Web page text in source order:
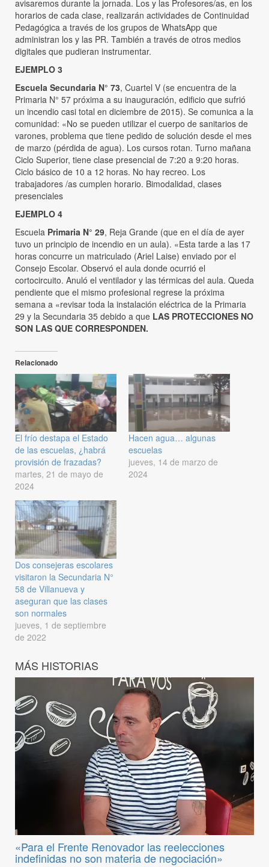
avisaremos durante la jornada. Los y las Profesores/as, en los
horarios de cada clase, realizarán actividades de Continuidad
Pedagógica a través de los grupos de WhatsApp que
administran los y las PR. También a través de otros medios
digitales que pudieran instrumentar.
EJEMPLO 3
Escuela Secundaria N° 73, Cuartel V (se encuentra de la
Primaria N° 57 próxima a su inauguración, edificio que sufrió
un incendio casi total en diciembre de 2015). Se comunica a la
comunidad: «No se pueden utilizar el cuerpo de sanitarios de
varones, problema que tiene pedido de solución desde el mes
de marzo (pérdida de agua). Los cursos rotan. Turno mañana
Ciclo Superior, tiene clase presencial de 7:20 a 9:20 horas.
Ciclo básico de 10 a 12 horas. No hay recreo. Los
trabajadores /as cumplen horario. Bimodalidad, clases
presenciales
EJEMPLO 4
Escuela Primaria N° 29, Reja Grande (que en el día de ayer
tuvo un principio de incendio en un aula). «Esta tarde a las 17
horas concurre un matriculado (Ariel Laise) enviado por el
Consejo Escolar. Observó el aula donde ocurrió el
cortocircuito. Anuló el ventilador y las térmicas del aula. Queda
pendiente que el mismo profesional regrese la próxima
semana a «revisar toda la instalación eléctrica de la Primaria
29 y la Secundaria 35 debido a que LAS PROTECCIONES NO
SON LAS QUE CORRESPONDEN.
Relacionado
El frío destapa el Estado
de las escuelas, ¿habrá
provisión de frazadas?
martes, 21 de mayo de
2024
Hacen agua… algunas
escuelas
jueves, 14 de marzo de
2024
Dos consejeras escolares
visitaron la Secundaria N°
58 de Villanueva y
aseguran que las clases
son normales
jueves, 1 de septiembre
de 2022
MÁS HISTORIAS
«Para el Frente Renovador las reelecciones
indefinidas no son materia de negociación»